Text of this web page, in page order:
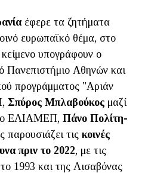
έφερε τα ζητήματα
ευρωπαϊκό θέμα, στο
υπογράφουν ο
Πανεπιστήμιο Αθηνών και
προγράμματος "Αριάν
Σπύρος Μπλαβούκος μαζί
ΕΛΙΑΜΕΠ, Πάνο Πολίτη-
τις κοινές
πριν το 2022, με τις
1993 και της Λισαβόνας